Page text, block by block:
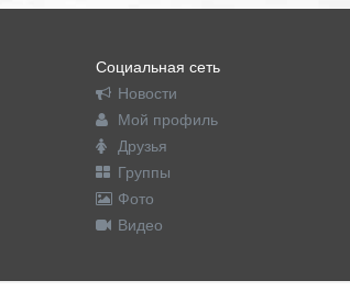
Социальная сеть
Новости
Мой профиль
Друзья
Группы
Фото
Видео